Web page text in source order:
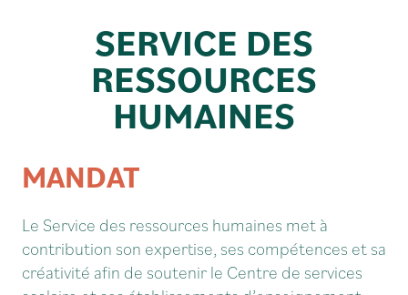
SERVICE DES
RESSOURCES
HUMAINES
MANDAT
Le Service des ressources humaines met à
contribution son expertise, ses compétences et sa
créativité afin de soutenir le Centre de services